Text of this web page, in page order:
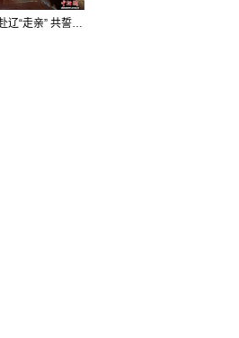
海外台胞赴辽“走亲” 共誓“和平初心”